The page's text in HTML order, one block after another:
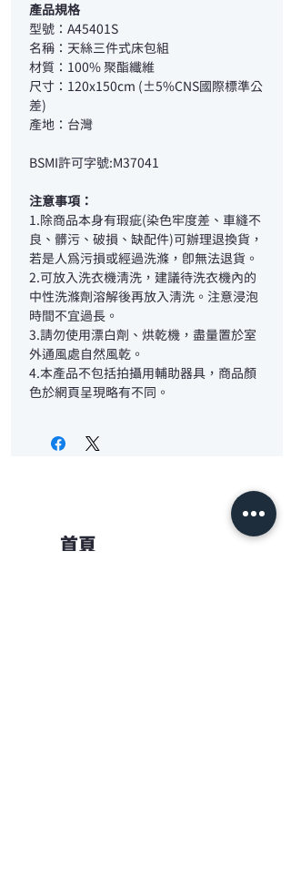
產品規格
型號：A45401S
名稱：天絲三件式床包組
材質：100% 聚酯纖維
尺寸：120x150cm (±5%CNS國際標準公
差)
產地：台灣
BSMI許可字號:M37041
注意事項：
1.除商品本身有瑕疵(染色牢度差、車縫不
良、髒污、破損、缺配件)可辦理退換貨，
若是人為污損或經過洗滌，即無法退貨。
2.可放入洗衣機清洗，建議待洗衣機內的
中性洗滌劑溶解後再放入清洗。注意浸泡
時間不宜過長。
3.請勿使用漂白劑、烘乾機，盡量置於室
外通風處自然風乾。
4.本產品不包括拍攝用輔助器具，商品顏
色於網頁呈現略有不同。
首頁